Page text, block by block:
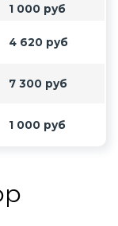
1 000 руб
4 620 руб
7 300 руб
1 000 руб